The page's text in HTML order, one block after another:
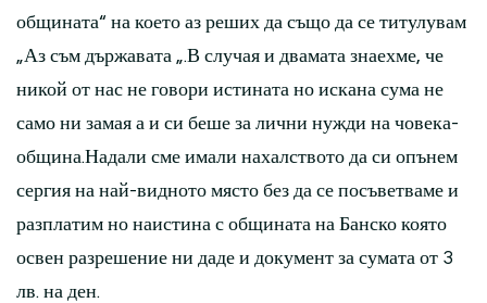
общината“ на което аз реших да също да се титулувам
„Аз съм държавата „.В случая и двамата знаехме, че
никой от нас не говори истината но искана сума не
само ни замая а и си беше за лични нужди на човека-
община.Надали сме имали нахалството да си опънем
сергия на най-видното място без да се посъветваме и
разплатим но наистина с общината на Банско която
освен разрешение ни даде и документ за сумата от 3
лв. на ден.